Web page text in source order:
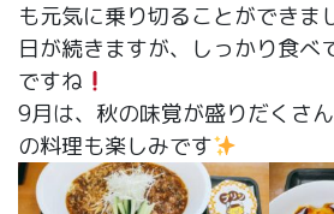
も元気に乗り切ることができま
日が続きますが、しっかり食べ
ですね
9月は、秋の味覚が盛りだくさ
の料理も楽しみです